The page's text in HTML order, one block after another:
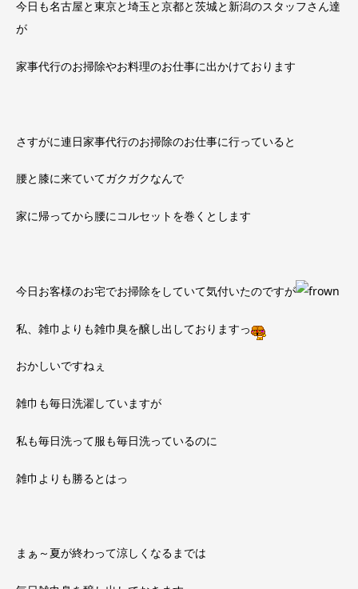
今日も名古屋と東京と埼玉と京都と茨城と新潟のスタッフさん達
が
家事代行のお掃除やお料理のお仕事に出かけております
さすがに連日家事代行のお掃除のお仕事に行っていると
腰と膝に来ていてガクガクなんで
家に帰ってから腰にコルセットを巻くとします
今日お客様のお宅でお掃除をしていて気付いたのですが
私、雑巾よりも雑巾臭を醸し出しておりますっ
おかしいですねぇ
雑巾も毎日洗濯していますが
私も毎日洗って服も毎日洗っているのに
雑巾よりも勝るとはっ
まぁ～夏が終わって涼しくなるまでは